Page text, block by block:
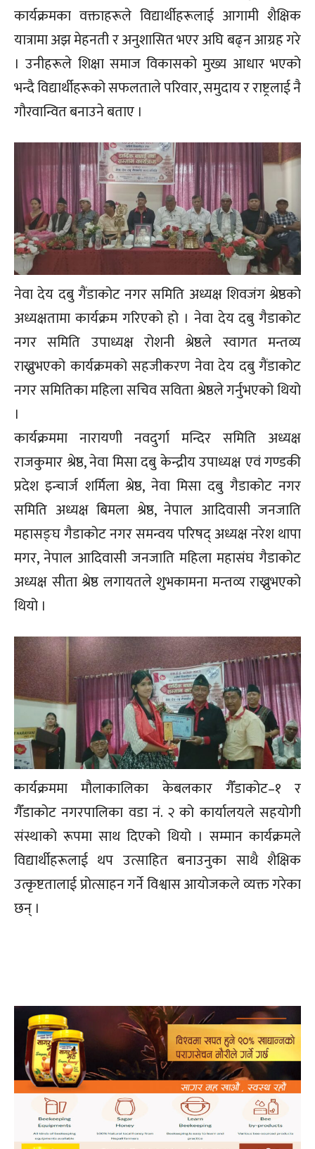
कार्यक्रमका वक्ताहरूले विद्यार्थीहरूलाई आगामी शैक्षिक
यात्रामा अझ मेहनती र अनुशासित भएर अघि बढ्न आग्रह गरे
। उनीहरूले शिक्षा समाज विकासको मुख्य आधार भएको
भन्दै विद्यार्थीहरूको सफलताले परिवार, समुदाय र राष्ट्रलाई नै
गौरवान्वित बनाउने बताए ।
नेवा देय दबु गैंडाकोट नगर समिति अध्यक्ष शिवजंग श्रेष्ठको
अध्यक्षतामा कार्यक्रम गरिएको हो । नेवा देय दबु गैडाकोट
नगर समिति उपाध्यक्ष रोशनी श्रेष्ठले स्वागत मन्तव्य
राख्नुभएको कार्यक्रमको सहजीकरण नेवा देय दबु गैंडाकोट
नगर समितिका महिला सचिव सविता श्रेष्ठले गर्नुभएको थियो
।
कार्यक्रममा नारायणी नवदुर्गा मन्दिर समिति अध्यक्ष
राजकुमार श्रेष्ठ, नेवा मिसा दबु केन्द्रीय उपाध्यक्ष एवं गण्डकी
प्रदेश इन्चार्ज शर्मिला श्रेष्ठ, नेवा मिसा दबु गैडाकोट नगर
समिति अध्यक्ष बिमला श्रेष्ठ, नेपाल आदिवासी जनजाति
महासङ्घ गैडाकोट नगर समन्वय परिषद् अध्यक्ष नरेश थापा
मगर, नेपाल आदिवासी जनजाति महिला महासंघ गैडाकोट
अध्यक्ष सीता श्रेष्ठ लगायतले शुभकामना मन्तव्य राख्नुभएको
थियो ।
कार्यक्रममा मौलाकालिका केबलकार गैँडाकोट–१ र
गैँडाकोट नगरपालिका वडा नं. २ को कार्यालयले सहयोगी
संस्थाको रूपमा साथ दिएको थियो । सम्मान कार्यक्रमले
विद्यार्थीहरूलाई थप उत्साहित बनाउनुका साथै शैक्षिक
उत्कृष्टतालाई प्रोत्साहन गर्ने विश्वास आयोजकले व्यक्त गरेका
छन् ।